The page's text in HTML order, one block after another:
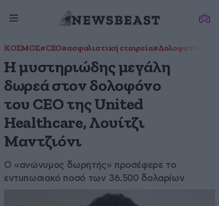
ΚΟΣΜΟΣ#CEO#ασφαλιστική εταιρεία#Δολοφονία
Η μυστηριώδης μεγάλη
δωρεά στον δολοφόνο
του CEO της United
Healthcare, Λουίτζι
Μαντζιόνι
Ο «ανώνυμος δωρητής» προσέφερε το
εντυπωσιακό ποσό των 36.500 δολαρίων